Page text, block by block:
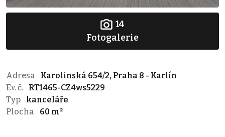
14
Fotogalerie
Adresa
Karolinská 654/2, Praha 8 - Karlín
Ev. č.
RT1465-CZ4ws5229
Typ
kanceláře
Plocha
60 m²